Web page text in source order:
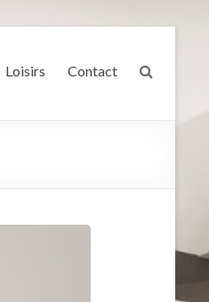
Loisirs Contact